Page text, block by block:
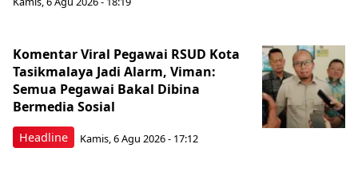
Headline
Komentar Viral Pegawai RSUD Kota
Tasikmalaya Jadi Alarm, Viman:
Semua Pegawai Bakal Dibina
Bermedia Sosial
Kamis, 6 Agu 2026 - 17:12